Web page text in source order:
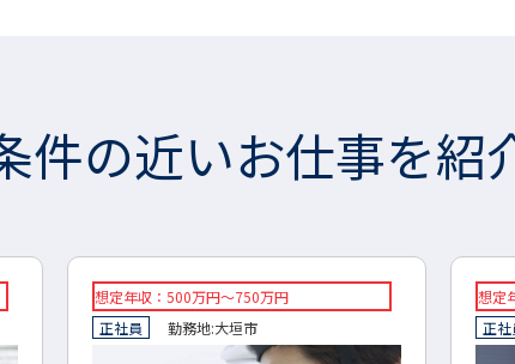
件の近いお仕事を紹
想定年収：350万円～450万円
正社員
勤務地:岐阜市
◆想
◆正